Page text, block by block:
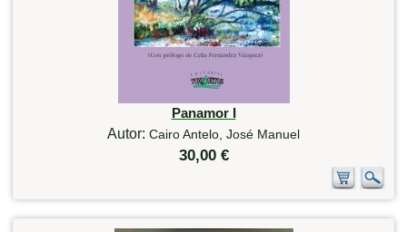
Panamor I
Autor: Cairo Antelo, José Manuel
30,00 €